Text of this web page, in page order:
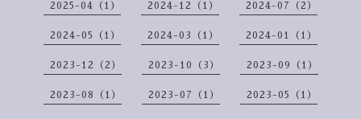
2025-04（1） 2024-12（1） 2024-07（2）
2024-05（1） 2024-03（1） 2024-01（1）
2023-12（2） 2023-10（3） 2023-09（1）
2023-08（1） 2023-07（1） 2023-05（1）